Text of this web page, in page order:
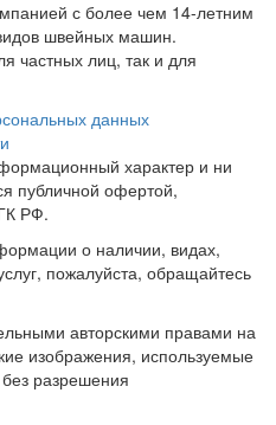
с более чем 14-летним
швейных машин.
частных лиц, так и для
данных
характер и ни
публичной офертой,
РФ.
о наличии, видах,
пожалуйста, обращайтесь
авторскими правами на
изображения, используемые
разрешения